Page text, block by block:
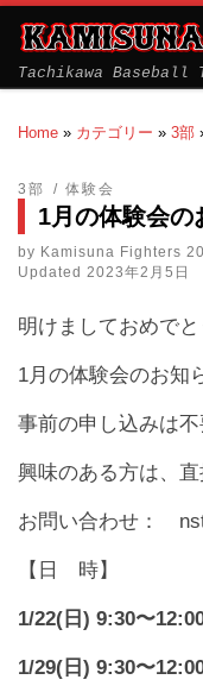
Tachikawa Baseball
Home » カテゴリー » 3部
3部 体験会
1月の体験会の
by Kamisuna Fighters
Updated 2023年2月5日
明けましておめでと
1月の体験会のお知
事前の申し込みは不
興味のある方は、直
お問い合わせ：
【日 時】
1/22(日) 9:30〜
1/29(日) 9:30〜